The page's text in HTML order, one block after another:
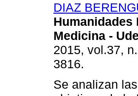
DIAZ
Humanidades
Medicina -
2015, vol.37,
3816.
Se analizan